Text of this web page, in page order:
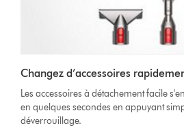
Changez d’accessoires
Les accessoires à détachement facile
en quelques secondes en appuyant
déverrouillage.